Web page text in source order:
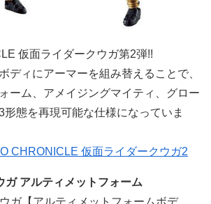
仮面ライダークウガ第2弾!!
ディにアーマーを組み替えることで、
ーム、アメイジングマイティ、グロー
形態を再現可能な仕様になっていま
CHRONICLE 仮面ライダークウガ2
ガ アルティメットフォーム
ガ【アルティメットフォームボデ